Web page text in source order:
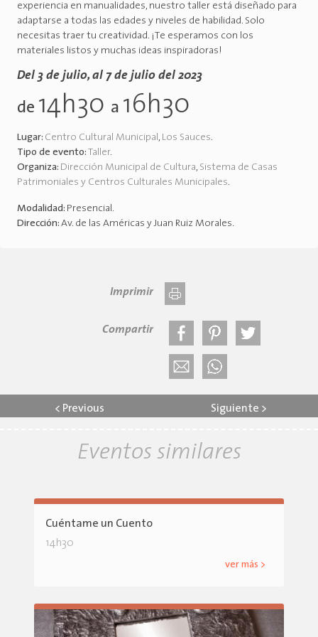
experiencia en manualidades, nuestro taller está diseñado para
adaptarse a todas las edades y niveles de habilidad. Solo
necesitas traer tu creatividad. ¡Te esperamos con los
materiales listos y muchas ideas inspiradoras!
Del 3 de julio, al 7 de julio del 2023
de 14h30 a 16h30
Lugar: Centro Cultural Municipal, Los Sauces.
Tipo de evento: Taller.
Organiza: Dirección Municipal de Cultura, Sistema de Casas
Patrimoniales y Centros Culturales Municipales.
Modalidad: Presencial.
Dirección: Av. de las Américas y Juan Ruiz Morales.
Imprimir
Compartir
< Previous Siguiente >
Eventos similares
Cuéntame un Cuento
14h30
ver más >